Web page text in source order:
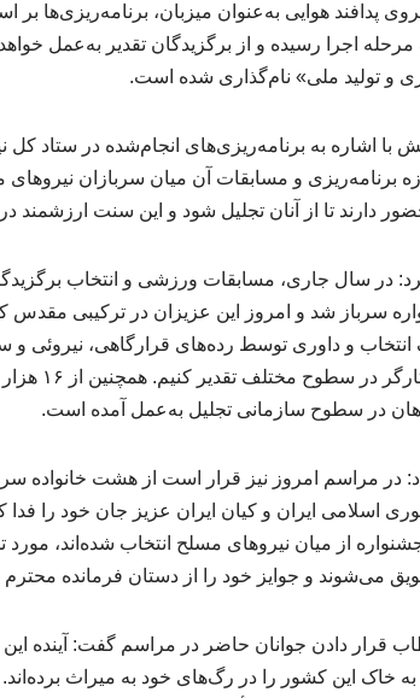
پدافند هوایی به‌عنوان میزبان، برنامه‌ریزی‌ها
مرحله اجرا رسیده و از برگزیدگان تقدیر به‌عمل
و تولید ملی» نام‌گذاری شده است.
و در ۱۱ حوزه برنامه‌ریزی و مسابقات آن میان سربازان
دارند تا از آنان تجلیل شود و این سنت ارزشمند در
در سال جاری، مسابقات ورزشی و انتخاب
سرباز شد و امروز این عزیزان در ترکیبی مقدس
در سطوح سازمانی تجلیل به‌عمل آمده است.
اسلامی ایران و کیان ایران عزیز جان خود را فدا
محور جشنواره از میان نیروهای مسلح انتخاب شده‌اند،
می‌شوند و جوایز خود را از دستان فرمانده محترم
قرار دادن جوانان حاضر در مراسم گفت: آینده
خاک این کشور را در رگ‌های خود به میراث